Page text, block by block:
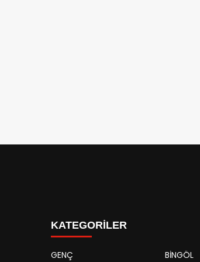
KATEGORİLER
GENÇ
BİNGÖL